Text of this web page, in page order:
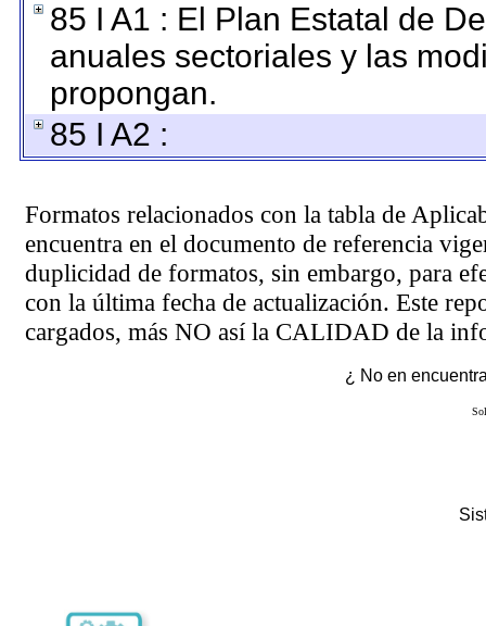
85 I A1 : El Plan Estatal de
anuales sectoriales y las
propongan.
85 I A2 :
Formatos relacionados con la tabla de
encuentra en el documento de referencia
duplicidad de formatos, sin embargo, para
con la última fecha de actualización. Este
cargados, más NO así la CALIDAD de la
¿ No en